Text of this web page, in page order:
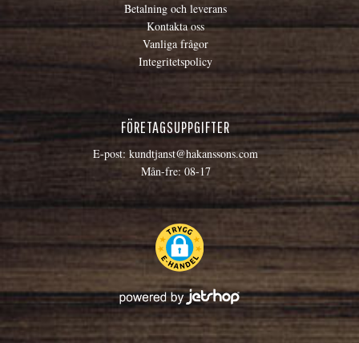
Betalning och leverans
Kontakta oss
Vanliga frågor
Integritetspolicy
FÖRETAGSUPPGIFTER
E-post: kundtjanst@hakanssons.com
Mån-fre: 08-17